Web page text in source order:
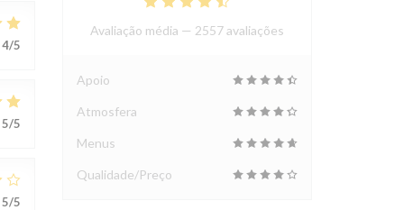
4/5
5/5
5/5
Avaliação média — 2557 avaliações
Apoio
Atmosfera
Menus
Qualidade/Preço